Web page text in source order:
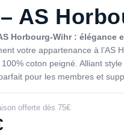
AS
Horbourg-Wihr : élégance
votre appartenance à l’AS
coton peigné. Alliant
pour les membres et
offerte dès 75€